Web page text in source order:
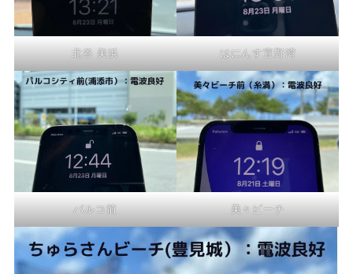
北谷 美浜 はにんす宜野湾
パルコ前 美々ビーチ